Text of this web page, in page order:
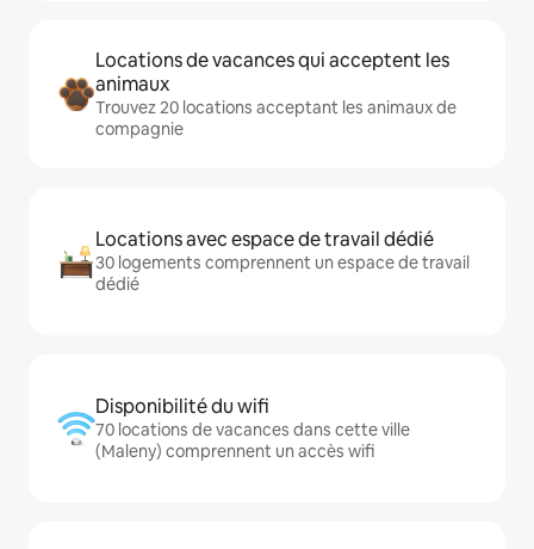
Locations de vacances qui acceptent les
animaux
Trouvez 20 locations acceptant les animaux de
compagnie
Locations avec espace de travail dédié
30 logements comprennent un espace de travail
dédié
Disponibilité du wifi
70 locations de vacances dans cette ville
(Maleny) comprennent un accès wifi